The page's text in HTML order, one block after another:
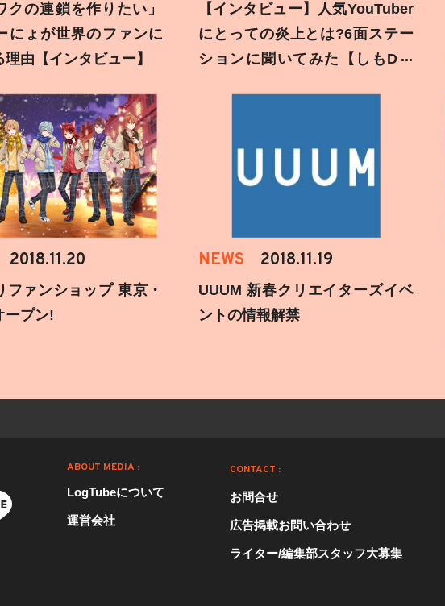
クの連鎖を作りたい」
にょが世界のファンに
由【インタビュー】
【インタビュー】人気YouTuber
にとっての炎上とは?6面ステー
ションに聞いてみた【しもD遅
2018.11.20
ファンショップ 東京・
ープン!
NEWS 2018.11.19
UUUM 新春クリエイターズイベ
ントの情報解禁
ABOUT MEDIA :
LogTubeについて
運営会社
CONTACT :
お問合せ
広告掲載お問い合わせ
ライター/編集部スタッフ大募集